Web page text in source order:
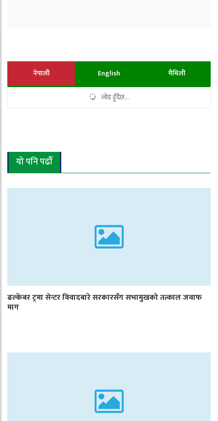
नेपाली English मैथिली
लोड हुँदैछ...
यो पनि पढौँ
ढल्केबर ट्रमा सेन्टर विवादबारे सरकारसँग सभामुखको तत्काल जवाफ
माग